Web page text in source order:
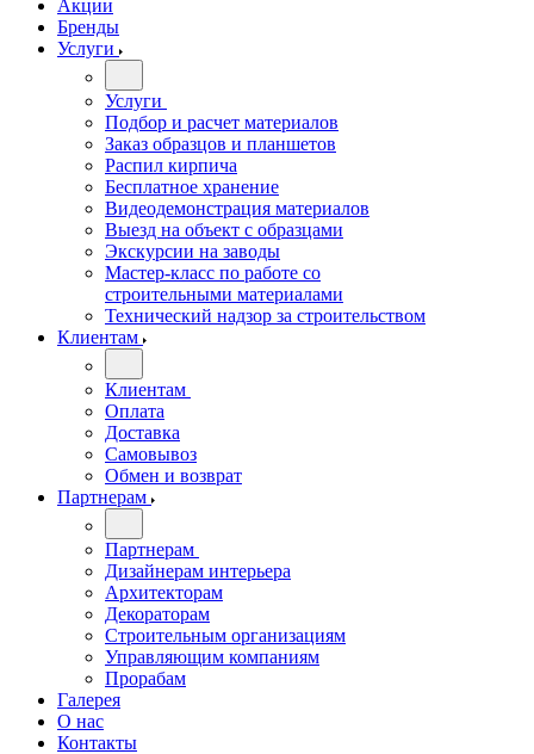
Акции
Бренды
Услуги
Услуги
Подбор и расчет материалов
Заказ образцов и планшетов
Распил кирпича
Бесплатное хранение
Видеодемонстрация материалов
Выезд на объект с образцами
Экскурсии на заводы
Мастер-класс по работе со
строительными материалами
Технический надзор за строительством
Клиентам
Клиентам
Оплата
Доставка
Самовывоз
Обмен и возврат
Партнерам
Партнерам
Дизайнерам интерьера
Архитекторам
Декораторам
Строительным организациям
Управляющим компаниям
Прорабам
Галерея
О нас
Контакты